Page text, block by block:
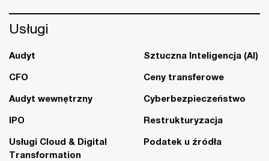
Usługi
Audyt
CFO
Audyt wewnętrzny
IPO
Usługi Cloud & Digital
Transformation
Sztuczna Inteligencja (AI)
Ceny transferowe
Cyberbezpieczeństwo
Restrukturyzacja
Podatek u źródła